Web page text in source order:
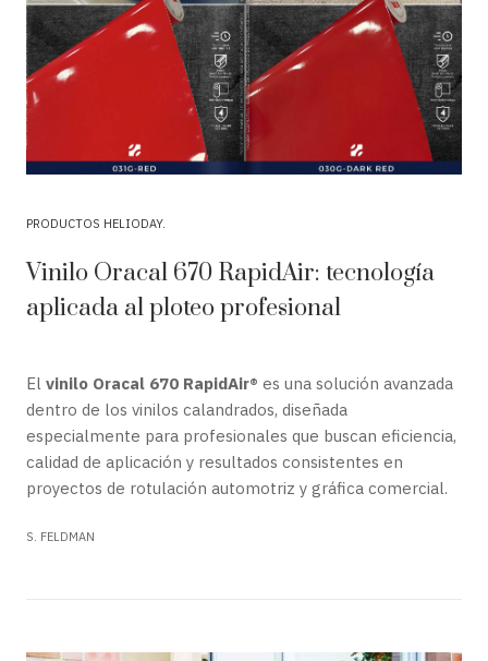
PRODUCTOS HELIODAY
Vinilo Oracal 670 RapidAir: tecnología
aplicada al ploteo profesional
El vinilo Oracal 670 RapidAir® es una solución avanzada
dentro de los vinilos calandrados, diseñada
especialmente para profesionales que buscan eficiencia,
calidad de aplicación y resultados consistentes en
proyectos de rotulación automotriz y gráfica comercial.
S. FELDMAN